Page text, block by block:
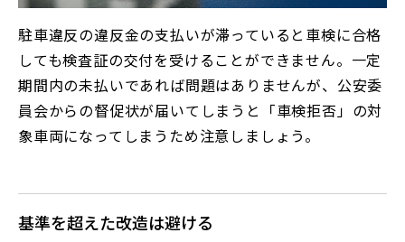
駐車違反の違反金の支払いが滞っていると車検に合格
しても検査証の交付を受けることができません。一定
期間内の未払いであれば問題はありませんが、公安委
員会からの督促状が届いてしまうと「車検拒否」の対
象車両になってしまうため注意しましょう。
基準を超えた改造は避ける